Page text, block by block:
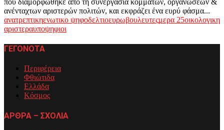
ανένταχτων αριστερών πολιτών, και εκφράζει ένα ευρύ φάσμα...
ανατρεπτικηενωτικο ψηφοδελτιοευρωβουλευτεςμερα 25οικολογικη
αριστεραυποψηφιοι
ΓΕΓΟΝΟΤΑ
Περιφέρεια
Φθιώτιδα
Ελλάδα
Κόσμος
ΑΡΘΡΑ – ΣΧΟΛΙΑ